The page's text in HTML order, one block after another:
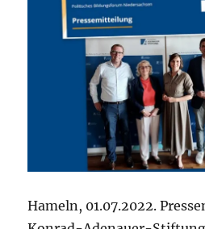
Hameln, 01.07.2022.